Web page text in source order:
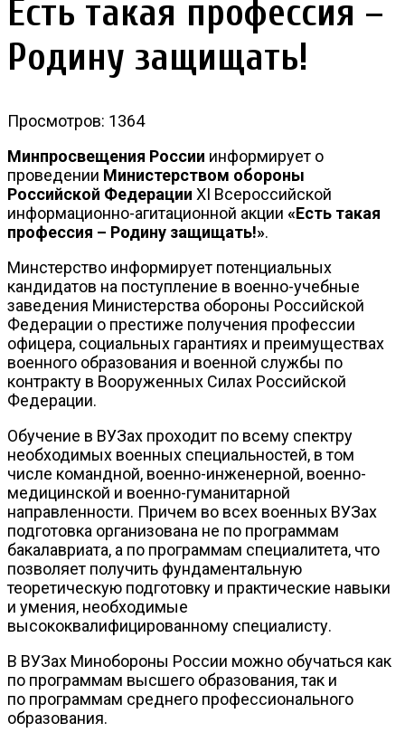
Есть такая профессия –
Родину защищать!
Просмотров: 1364
Минпросвещения России информирует о
проведении Министерством обороны
Российской Федерации XI Всероссийской
информационно-агитационной акции «Есть такая
профессия – Родину защищать!».
Минстерство информирует потенциальных
кандидатов на поступление в военно-учебные
заведения Министерства обороны Российской
Федерации о престиже получения профессии
офицера, социальных гарантиях и преимуществах
военного образования и военной службы по
контракту в Вооруженных Силах Российской
Федерации.
Обучение в ВУЗах проходит по всему спектру
необходимых военных специальностей, в том
числе командной, военно-инженерной, военно-
медицинской и военно-гуманитарной
направленности. Причем во всех военных ВУЗах
подготовка организована не по программам
бакалавриата, а по программам специалитета, что
позволяет получить фундаментальную
теоретическую подготовку и практические навыки
и умения, необходимые
высококвалифицированному специалисту.
В ВУЗах Минобороны России можно обучаться как
по программам высшего образования, так и
по программам среднего профессионального
образования.